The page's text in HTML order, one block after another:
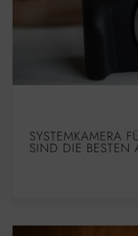
SYSTEMKAMERA
SIND DIE BESTEN